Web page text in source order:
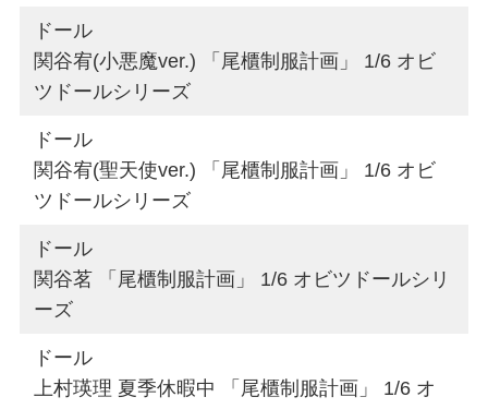
ドール
関谷宥(小悪魔ver.) 「尾櫃制服計画」 1/6 オビ
ツドールシリーズ
ドール
関谷宥(聖天使ver.) 「尾櫃制服計画」 1/6 オビ
ツドールシリーズ
ドール
関谷茗 「尾櫃制服計画」 1/6 オビツドールシリ
ーズ
ドール
上村瑛理 夏季休暇中 「尾櫃制服計画」 1/6 オ